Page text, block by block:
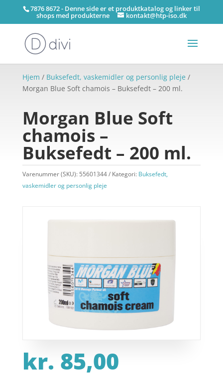
7876 8672 - Denne side er et produktkatalog og linker til
shops med produkterne kontakt@htp-iso.dk
Hjem / Buksefedt, vaskemidler og personlig pleje /
Morgan Blue Soft chamois – Buksefedt – 200 ml.
Morgan Blue Soft
chamois –
Buksefedt – 200 ml.
Varenummer (SKU): 55601344 Kategori: Buksefedt,
vaskemidler og personlig pleje
kr. 85,00